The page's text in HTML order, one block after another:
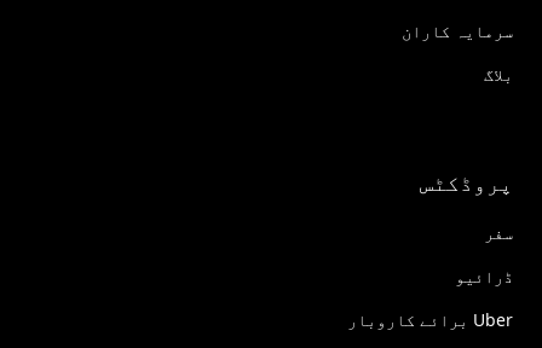
سرمایہ کاران
بلاگ
پروڈکٹس
سفر
ڈرائیو
Uber برائے کاروبار